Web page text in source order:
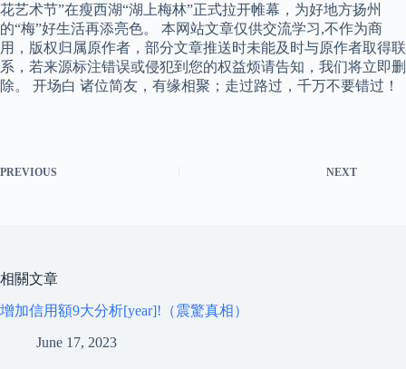
花艺术节”在瘦西湖“湖上梅林”正式拉开帷幕，为好地方扬州
的“梅”好生活再添亮色。 本网站文章仅供交流学习,不作为商
用，版权归属原作者，部分文章推送时未能及时与原作者取得联
系，若来源标注错误或侵犯到您的权益烦请告知，我们将立即删
除。 开场白 诸位简友，有缘相聚；走过路过，千万不要错过！
PREVIOUS NEXT
相關文章
增加信用額9大分析[year]!（震驚真相）
June 17, 2023